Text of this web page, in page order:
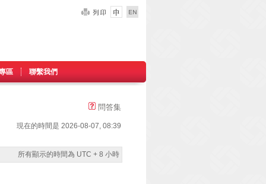
區 聯繫我們
問答集
現在的時間是 2026-08-07, 08:39
所有顯示的時間為 UTC + 8 小時